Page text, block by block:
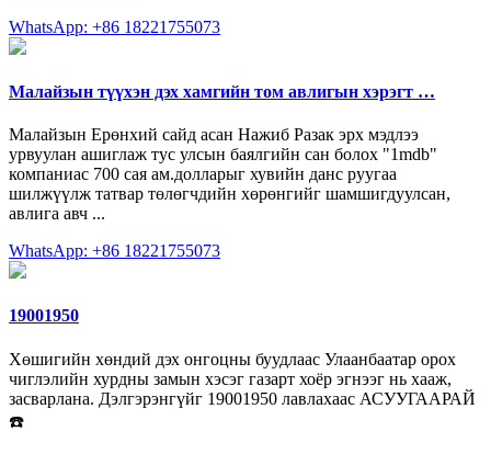
WhatsApp: +86 18221755073
Малайзын түүхэн дэх хамгийн том авлигын хэрэгт …
Малайзын Ерөнхий сайд асан Нажиб Разак эрх мэдлээ
урвуулан ашиглаж тус улсын баялгийн сан болох "1mdb"
компаниас 700 сая ам.долларыг хувийн данс руугаа
шилжүүлж татвар төлөгчдийн хөрөнгийг шамшигдуулсан,
авлига авч ...
WhatsApp: +86 18221755073
19001950
Хөшигийн хөндий дэх онгоцны буудлаас Улаанбаатар орох
чиглэлийн хурдны замын хэсэг газарт хоёр эгнээг нь хааж,
засварлана. Дэлгэрэнгүйг 19001950 лавлахаас АСУУГААРАЙ
☎️